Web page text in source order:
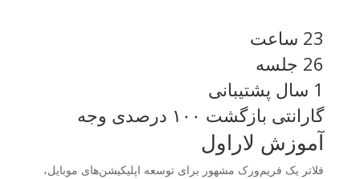
23 ساعت
26 جلسه
1 سال پشتیبانی
گارانتی بازگشت ۱۰۰ درصدی وجه
آموزش لاراول
فلاتر یک فریم‌ورک مشهور برای توسعه اپلیکیشن‌های موبایل،